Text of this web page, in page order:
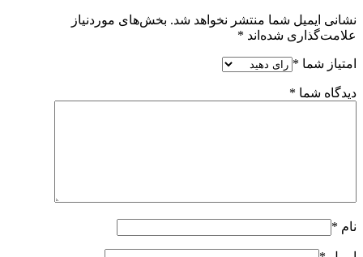
نشانی ایمیل شما منتشر نخواهد شد. بخش‌های موردنیاز
علامت‌گذاری شده‌اند *
امتیاز شما *
دیدگاه شما *
نام *